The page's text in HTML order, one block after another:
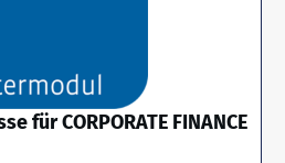
für CORPORATE FINANCE